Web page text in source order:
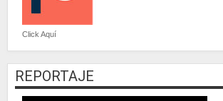
Click Aquí
REPORTAJE